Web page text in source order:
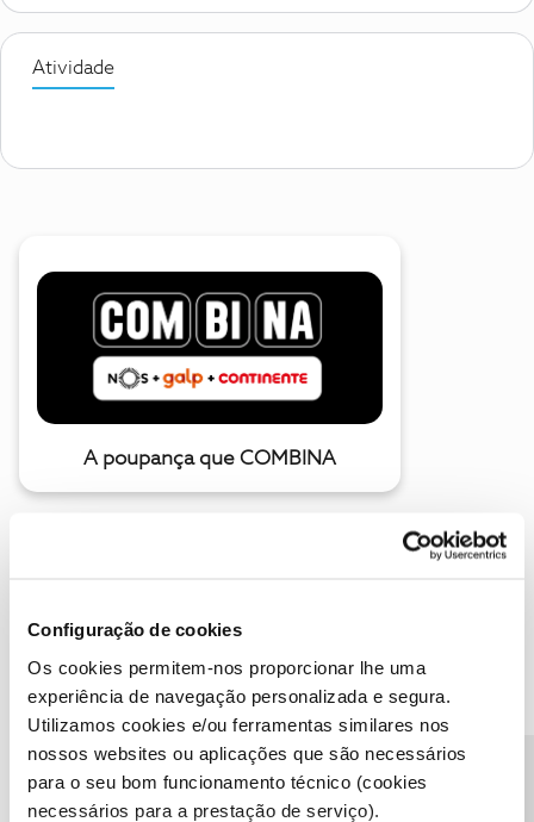
Configuração de cookies
Os cookies permitem-nos proporcionar lhe uma
experiência de navegação personalizada e segura.
Utilizamos cookies e/ou ferramentas similares nos
nossos websites ou aplicações que são necessários
para o seu bom funcionamento técnico (cookies
necessários para a prestação de serviço).
Atividade
A poupança que COMBINA
Descubra as novidades de julho